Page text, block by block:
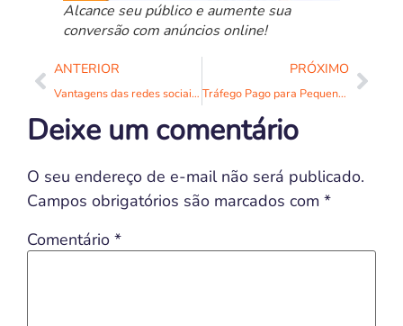
Alcance seu público e aumente sua
conversão com anúncios online!
ANTERIOR
Vantagens das redes sociais para você e seu negócio
PRÓXIMO
Tráfego Pago para Pequenos Negócios: Guia Completo para Multiplicar Vendas em 2026
Deixe um comentário
O seu endereço de e-mail não será publicado.
Campos obrigatórios são marcados com *
Comentário *